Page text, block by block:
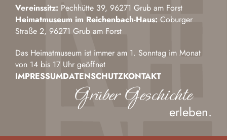
Vereinssitz: Pechhütte 39, 96271 Grub am Forst
Heimatmuseum im Reichenbach-Haus: Coburger
Straße 2, 96271 Grub am Forst
Das Heimatmuseum ist immer am 1. Sonntag im Monat
von 14 bis 17 Uhr geöffnet
IMPRESSUMDATENSCHUTZKONTAKT
Grüber Geschichte
erleben.